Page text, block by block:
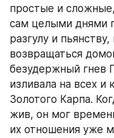
простые и
сам целыми днями
разгулу и
возвращаться
безудержный гнев
изливала на всех и
Золотого Карпа.
жив, он мог
их отношения уже